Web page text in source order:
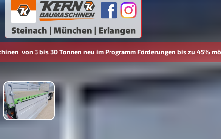
neu im Programm Förderungen bis zu 45% möglich